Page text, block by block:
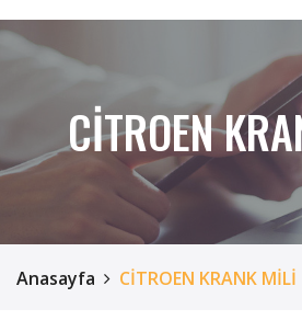
CİTROEN
Anasayfa CİTROEN KRANK MİLİ